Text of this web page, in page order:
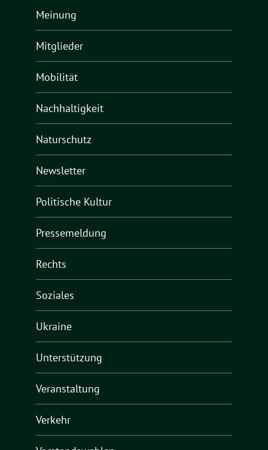
Meinung
Mitglieder
Mobilität
Nachhaltigkeit
Naturschutz
Newsletter
Politische Kultur
Pressemeldung
Rechts
Soziales
Ukraine
Unterstützung
Veranstaltung
Verkehr